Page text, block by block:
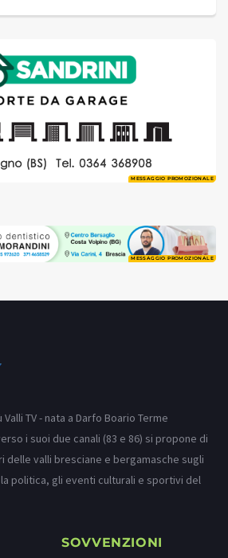
MESSAGGIO PROMOZIONALE
MESSAGGIO PROMOZIONALE
TV - nata a Darfo Boario Terme
i suoi due canali (83 e 86) si propone di
valli bresciane e bergamasche sugli
politica, gli eventi culturali e sportivi del
SOVVENZIONI